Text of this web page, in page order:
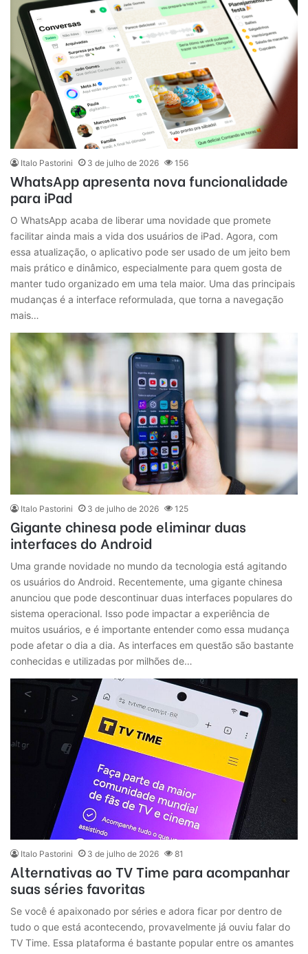
Italo Pastorini 3 de julho de 2026 156
WhatsApp apresenta nova funcionalidade
para iPad
O WhatsApp acaba de liberar uma novidade que promete
facilitar ainda mais a vida dos usuários de iPad. Agora, com
essa atualização, o aplicativo pode ser usado de um jeito bem
mais prático e dinâmico, especialmente para quem gosta de
manter tudo organizado em uma tela maior. Uma das principais
mudanças é a interface reformulada, que torna a navegação
mais…
Italo Pastorini 3 de julho de 2026 125
Gigante chinesa pode eliminar duas
interfaces do Android
Uma grande novidade no mundo da tecnologia está agitando
os usuários do Android. Recentemente, uma gigante chinesa
anunciou que pode descontinuar duas interfaces populares do
sistema operacional. Isso pode impactar a experiência de
muitos usuários, e é importante entender como essa mudança
pode afetar o dia a dia. As interfaces em questão são bastante
conhecidas e utilizadas por milhões de…
Italo Pastorini 3 de julho de 2026 81
Alternativas ao TV Time para acompanhar
suas séries favoritas
Se você é apaixonado por séries e adora ficar por dentro de
tudo o que está acontecendo, provavelmente já ouviu falar do
TV Time. Essa plataforma é bastante popular entre os amantes